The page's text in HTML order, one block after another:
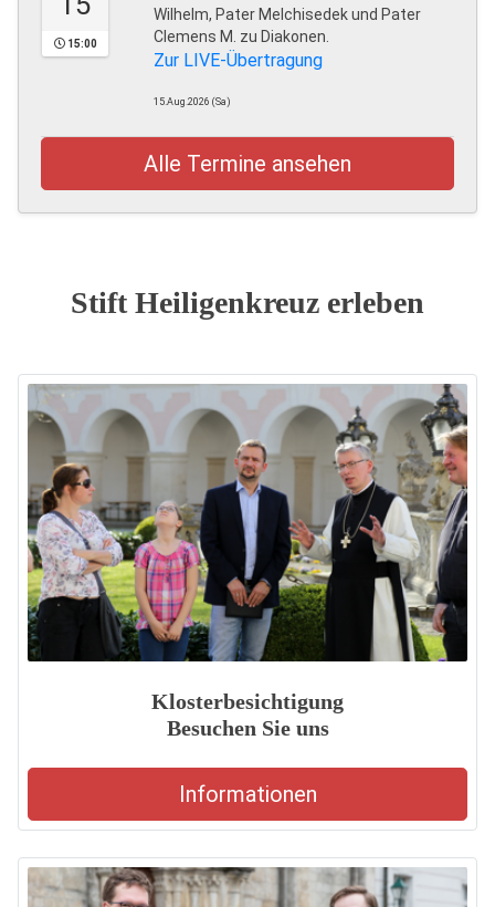
15:00
Wilhelm, Pater Melchisedek und Pater
Clemens M. zu Diakonen.
Zur LIVE-Übertragung
15.Aug.2026 (Sa)
Alle Termine ansehen
Stift Heiligenkreuz erleben
Klosterbesichtigung
Besuchen Sie uns
Informationen